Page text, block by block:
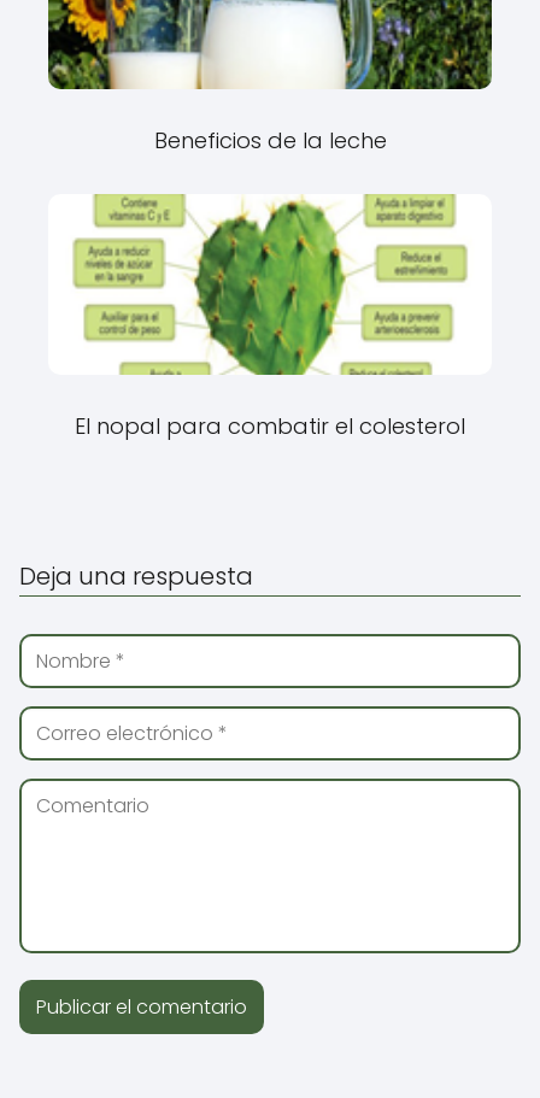
Beneficios de la leche
El nopal para combatir el colesterol
Deja una respuesta